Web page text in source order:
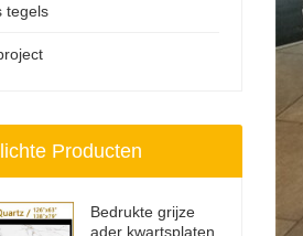
tegels
Producten
Bedrukte grijze
ader kwartsplaten